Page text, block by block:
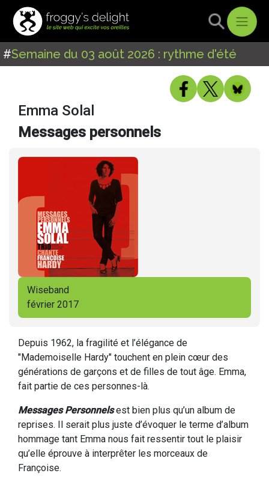
#Semaine du 03 août 2026 : rythme d'été
Emma Solal
Messages personnels
Wiseband
février 2017
Depuis 1962, la fragilité et l’élégance de
"Mademoiselle Hardy" touchent en plein cœur des
générations de garçons et de filles de tout âge. Emma,
fait partie de ces personnes-là.
Messages Personnelsest bien plus qu’un album de
reprises. Il serait plus juste d’évoquer le terme d’album
hommage tant Emma nous fait ressentir tout le plaisir
qu’elle éprouve à interprêter les morceaux de
Françoise.